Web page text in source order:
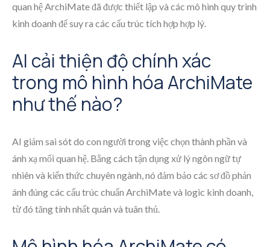
quan hệ ArchiMate đã được thiết lập và các mô hình quy trình
kinh doanh để suy ra các cấu trúc tích hợp hợp lý.
AI cải thiện độ chính xác
trong mô hình hóa ArchiMate
như thế nào?
AI giảm sai sót do con người trong việc chọn thành phần và
ánh xạ mối quan hệ. Bằng cách tận dụng xử lý ngôn ngữ tự
nhiên và kiến thức chuyên ngành, nó đảm bảo các sơ đồ phản
ánh đúng các cấu trúc chuẩn ArchiMate và logic kinh doanh,
từ đó tăng tính nhất quán và tuân thủ.